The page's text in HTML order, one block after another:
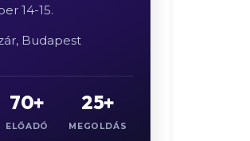
14-15.
Budapest
70+
ELŐADÓ
25+
MEGOLDÁS